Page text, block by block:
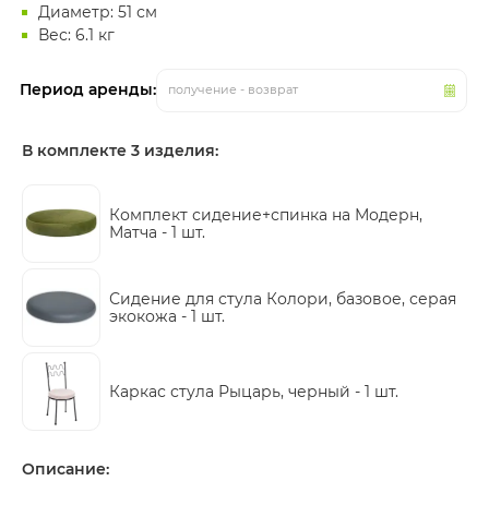
Диаметр: 51 см
Вес: 6.1 кг
Период аренды: получение - возврат
В комплекте 3 изделия:
Комплект сидение+спинка на Модерн,
Матча - 1 шт.
Сидение для стула Колори, базовое, серая
экокожа - 1 шт.
Каркас стула Рыцарь, черный - 1 шт.
Описание: